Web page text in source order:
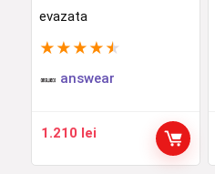
evazata
★ ★ ★ ★ ★
answear
1.210 lei